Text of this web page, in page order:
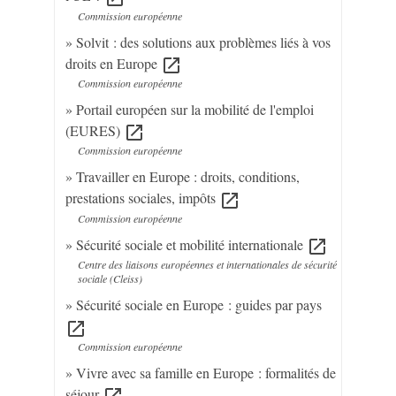
Commission européenne
Solvit : des solutions aux problèmes liés à vos
droits en Europe open_in_new
Commission européenne
Portail européen sur la mobilité de l'emploi
(EURES) open_in_new
Commission européenne
Travailler en Europe : droits, conditions,
prestations sociales, impôts open_in_new
Commission européenne
Sécurité sociale et mobilité internationale open_in_new
Centre des liaisons européennes et internationales de sécurité
sociale (Cleiss)
Sécurité sociale en Europe : guides par pays
open_in_new
Commission européenne
Vivre avec sa famille en Europe : formalités de